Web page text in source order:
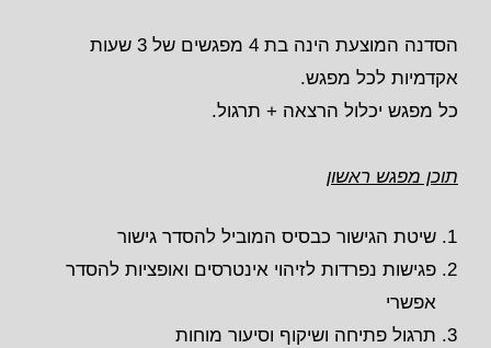
הסדנה המוצעת הינה בת 4 מפגשים של 3 שעות
אקדמיות לכל מפגש.
כל מפגש יכלול הרצאה + תרגול.
תוכן מפגש ראשון
שיטת הגישור כבסיס המוביל להסדר גישור
פגישות נפרדות לזיהוי אינטרסים ואופציות להסדר
אפשרי
תרגול פתיחה ושיקוף וסיעור מוחות